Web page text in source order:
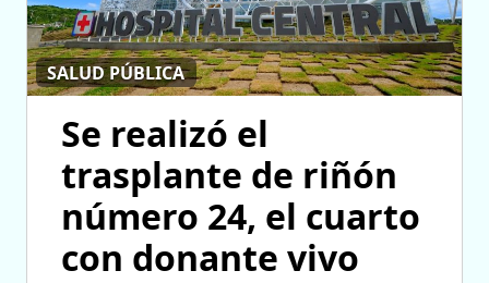
SALUD PÚBLICA
Se realizó el
trasplante de riñón
número 24, el cuarto
con donante vivo